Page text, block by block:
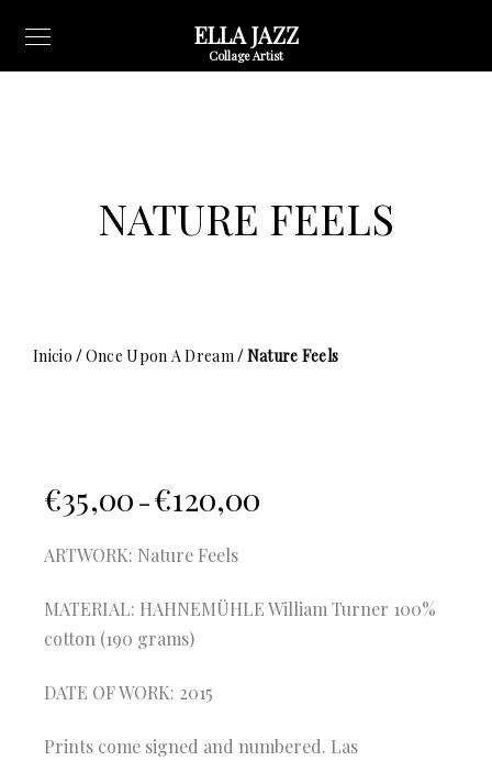
ELLA JAZZ
Collage Artist
NATURE FEELS
Inicio /Once Upon A Dream/ Nature Feels
€35,00 – €120,00
ARTWORK: Nature Feels
MATERIAL: HAHNEMÜHLE William Turner 100%
cotton (190 grams)
DATE OF WORK: 2015
Prints come signed and numbered. Las